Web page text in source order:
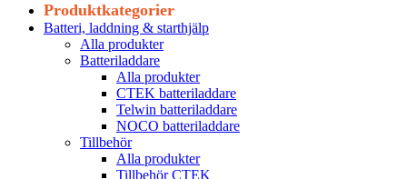
Produktkategorier
Batteri, laddning & starthjälp
Alla produkter
Batteriladdare
Alla produkter
CTEK batteriladdare
Telwin batteriladdare
NOCO batteriladdare
Tillbehör
Alla produkter
Tillbehör CTEK